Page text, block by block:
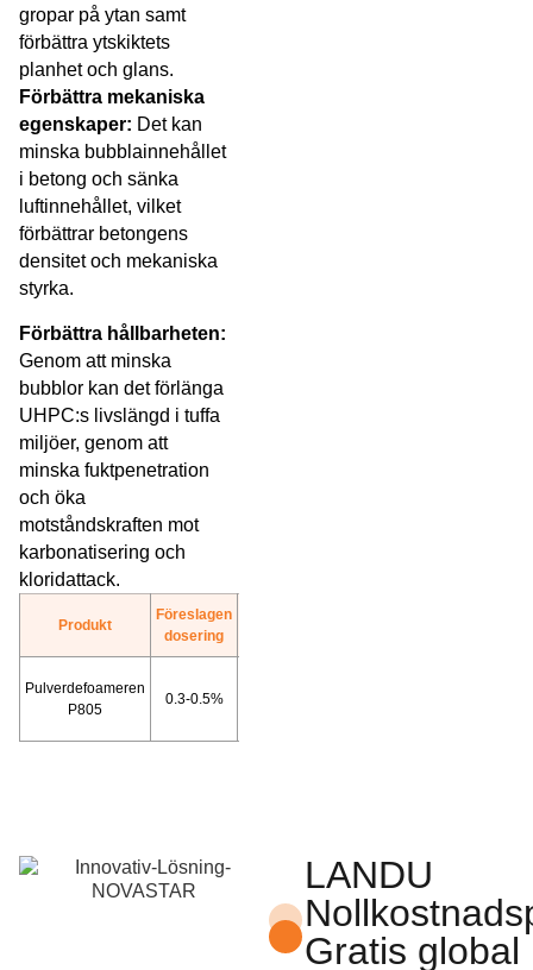
gropar på ytan samt
förbättra ytskiktets
planhet och glans.
Förbättra mekaniska
egenskaper: Det kan
minska bubblainnehållet
i betong och sänka
luftinnehållet, vilket
förbättrar betongens
densitet och mekaniska
styrka.
Förbättra hållbarheten:
Genom att minska
bubblor kan det förlänga
UHPC:s livslängd i tuffa
miljöer, genom att
minska fuktpenetration
och öka
motståndskraften mot
karbonatisering och
kloridattack.
Produkt
Föreslagen
dosering
Pulverdefoameren
P805
0.3-0.5%
LANDU
Gratis global